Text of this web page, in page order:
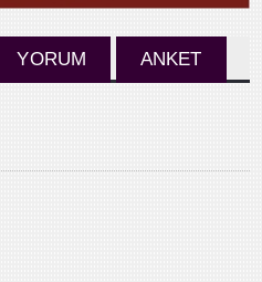
YORUM ANKET